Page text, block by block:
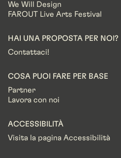
We Will Design
FAROUT Live Arts Festival
HAI UNA PROPOSTA PER NOI?
Contattaci!
COSA PUOI FARE PER BASE
Partner
Lavora con noi
ACCESSIBILITÀ
Visita la pagina Accessibilità